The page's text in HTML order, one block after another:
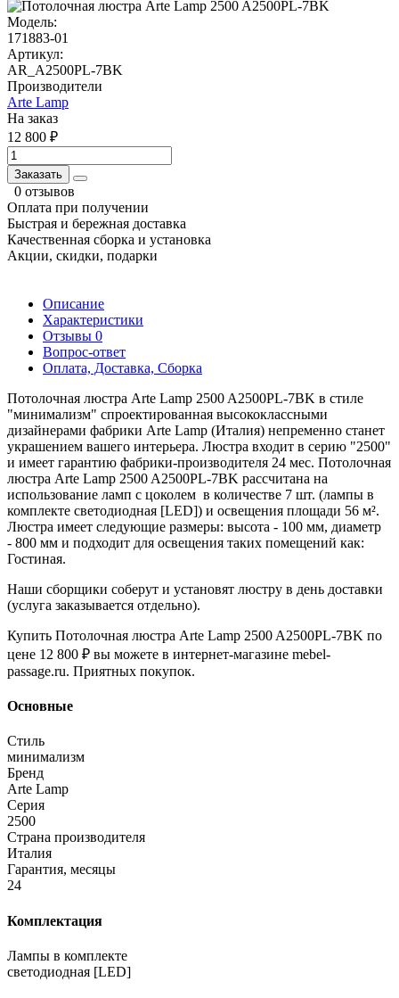
Модель:
171883-01
Артикул:
AR_A2500PL-7BK
Производители
Arte Lamp
На заказ
12 800 ₽
Заказать
0 отзывов
Оплата при получении
Быстрая и бережная доставка
Качественная сборка и установка
Акции, скидки, подарки
Описание
Характеристики
Отзывы 0
Вопрос-ответ
Оплата, Доставка, Сборка
Потолочная люстра Arte Lamp 2500 A2500PL-7BK в стиле
"минимализм" спроектированная высококлассными
дизайнерами фабрики Arte Lamp (Италия) непременно станет
украшением вашего интерьера. Люстра входит в серию "2500"
и имеет гарантию фабрики-производителя 24 мес. Потолочная
люстра Arte Lamp 2500 A2500PL-7BK рассчитана на
использование ламп с цоколем в количестве 7 шт. (лампы в
комплекте светодиодная [LED]) и освещения площади 56 м².
Люстра имеет следующие размеры: высота - 100 мм, диаметр
- 800 мм и подходит для освещения таких помещений как:
Гостиная.
Наши сборщики соберут и установят люстру в день доставки
(услуга заказывается отдельно).
Купить Потолочная люстра Arte Lamp 2500 A2500PL-7BK по
цене 12 800 ₽ вы можете в интернет-магазине mebel-
passage.ru. Приятных покупок.
Основные
Стиль
минимализм
Бренд
Arte Lamp
Серия
2500
Страна производителя
Италия
Гарантия, месяцы
24
Комплектация
Лампы в комплекте
светодиодная [LED]